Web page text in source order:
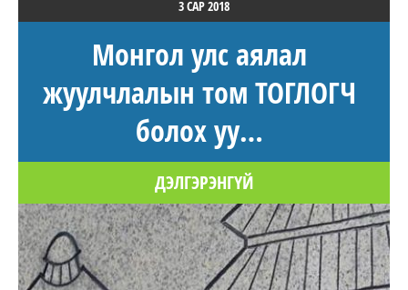
3 САР2018
Монгол улс аялал
жуулчлалын том ТОГЛОГЧ
болох уу…
ДЭЛГЭРЭНГҮЙ